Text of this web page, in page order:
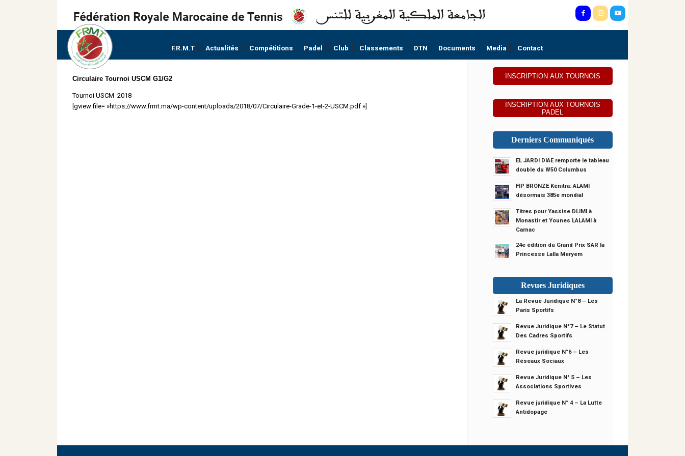
F.R.M.T Actualités Compétitions Padel Club Classements DTN Documents Media Contact
Circulaire Tournoi USCM G1/G2
Tournoi USCM 2018
[gview file= »https://www.frmt.ma/wp-content/uploads/2018/07/Circulaire-Grade-1-et-2-USCM.pdf »]
INSCRIPTION AUX TOURNOIS
INSCRIPTION AUX TOURNOIS
PADEL
Derniers Communiqués
EL JARDI DIAE remporte le tableau
double du W50 Columbus
FIP BRONZE Kénitra: ALAMI
désormais 385e mondial
Titres pour Yassine DLIMI à
Monastir et Younes LALAMI à
Carnac
24e édition du Grand Prix SAR la
Princesse Lalla Meryem
Revues Juridiques
La Revue Juridique N°8 – Les
Paris Sportifs
Revue Juridique N°7 – Le Statut
Des Cadres Sportifs
Revue juridique N°6 – Les
Réseaux Sociaux
Revue Juridique N° 5 – Les
Associations Sportives
Revue juridique N° 4 – La Lutte
Antidopage